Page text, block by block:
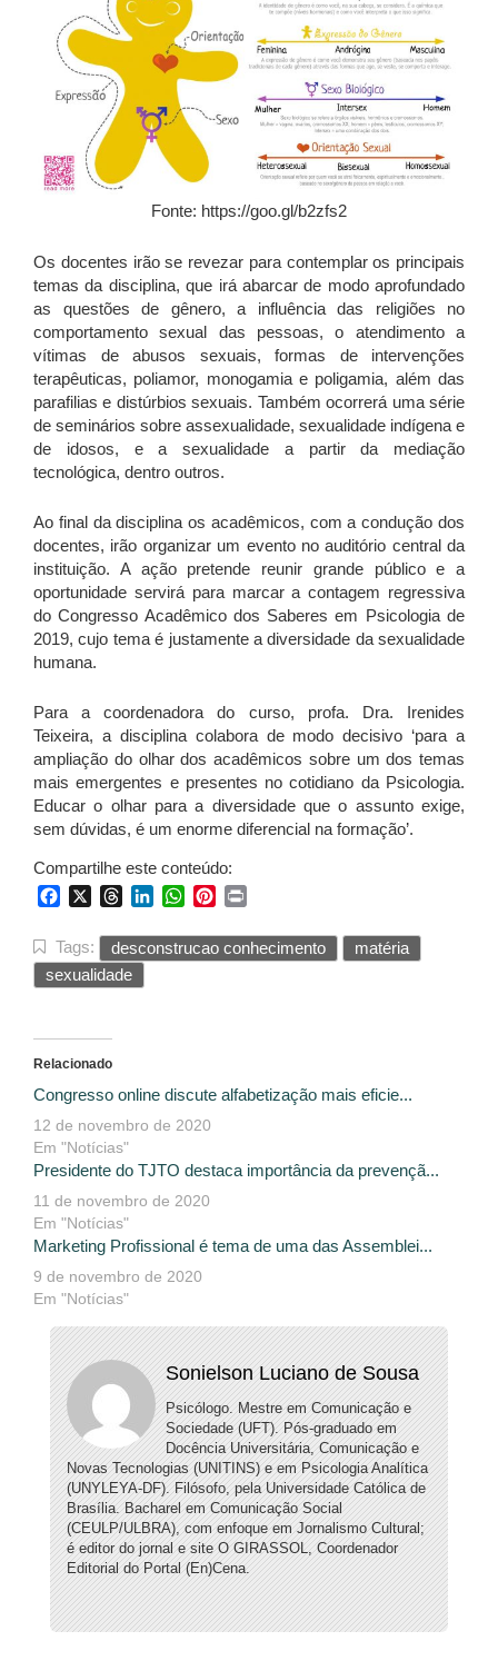
Fonte: https://goo.gl/b2zfs2
Os docentes irão se revezar para contemplar os principais
temas da disciplina, que irá abarcar de modo aprofundado
as questões de gênero, a influência das religiões no
comportamento sexual das pessoas, o atendimento a
vítimas de abusos sexuais, formas de intervenções
terapêuticas, poliamor, monogamia e poligamia, além das
parafilias e distúrbios sexuais. Também ocorrerá uma série
de seminários sobre assexualidade, sexualidade indígena e
de idosos, e a sexualidade a partir da mediação
tecnológica, dentro outros.
Ao final da disciplina os acadêmicos, com a condução dos
docentes, irão organizar um evento no auditório central da
instituição. A ação pretende reunir grande público e a
oportunidade servirá para marcar a contagem regressiva
do Congresso Acadêmico dos Saberes em Psicologia de
2019, cujo tema é justamente a diversidade da sexualidade
humana.
Para a coordenadora do curso, profa. Dra. Irenides
Teixeira, a disciplina colabora de modo decisivo ‘para a
ampliação do olhar dos acadêmicos sobre um dos temas
mais emergentes e presentes no cotidiano da Psicologia.
Educar o olhar para a diversidade que o assunto exige,
sem dúvidas, é um enorme diferencial na formação’.
Compartilhe este conteúdo:
FacebookThreadsLinkedInWhatsApp
Pinterest
Tags: desconstrucao conhecimento
matéria
sexualidade
Relacionado
Congresso online discute alfabetização mais eficie...
12 de novembro de 2020
Em "Notícias"
Presidente do TJTO destaca importância da prevençã...
11 de novembro de 2020
Em "Notícias"
Marketing Profissional é tema de uma das Assemblei...
9 de novembro de 2020
Em "Notícias"
Sonielson Luciano de Sousa
Psicólogo. Mestre em Comunicação e
Sociedade (UFT). Pós-graduado em
Docência Universitária, Comunicação e
Novas Tecnologias (UNITINS) e em Psicologia Analítica
(UNYLEYA-DF). Filósofo, pela Universidade Católica de
Brasília. Bacharel em Comunicação Social
(CEULP/ULBRA), com enfoque em Jornalismo Cultural;
é editor do jornal e site O GIRASSOL, Coordenador
Editorial do Portal (En)Cena.